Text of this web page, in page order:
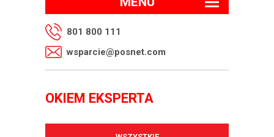
801 800 111
wsparcie@posnet.com
OKIEM EKSPERTA